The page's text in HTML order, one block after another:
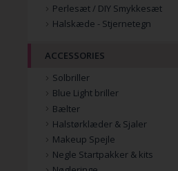
Perlesæt / DIY Smykkesæt
Halskæde - Stjernetegn
ACCESSORIES
Solbriller
Blue Light briller
Bælter
Halstørklæder & Sjaler
Makeup Spejle
Negle Startpakker & kits